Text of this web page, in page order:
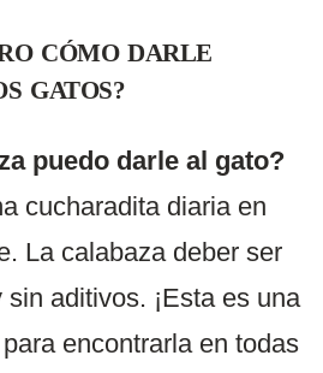
CÓMO DARLE
GATOS?
puedo darle al gato?
cucharadita diaria en
La calabaza deber ser
aditivos. ¡Esta es una
encontrarla en todas